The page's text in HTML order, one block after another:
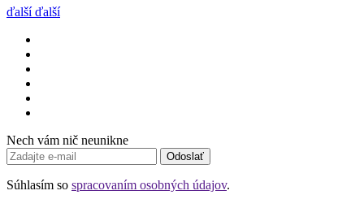
ďalší ďalší
Nech vám nič neunikne
Odoslať
Súhlasím so spracovaním osobných údajov.